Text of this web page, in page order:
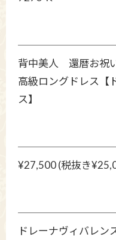
背中美人 還暦お祝
高級ロングドレス【
ス】
¥27,500 (税抜き
ドレーナヴィバレン